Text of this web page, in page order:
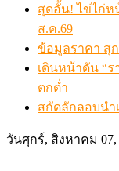
สุดอั้น! ไข่ไก่ห
ส.ค.69
ข้อมูลราคา สุ
เดินหน้าดัน “
ตกต่ำ
สกัดลักลอบนำ
วันศุกร์, สิงหาคม 07,